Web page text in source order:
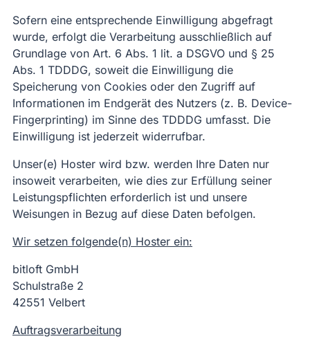
Sofern eine entsprechende Einwilligung abgefragt
wurde, erfolgt die Verarbeitung ausschließlich auf
Grundlage von Art. 6 Abs. 1 lit. a DSGVO und § 25
Abs. 1 TDDDG, soweit die Einwilligung die
Speicherung von Cookies oder den Zugriff auf
Informationen im Endgerät des Nutzers (z. B. Device-
Fingerprinting) im Sinne des TDDDG umfasst. Die
Einwilligung ist jederzeit widerrufbar.
Unser(e) Hoster wird bzw. werden Ihre Daten nur
insoweit verarbeiten, wie dies zur Erfüllung seiner
Leistungspflichten erforderlich ist und unsere
Weisungen in Bezug auf diese Daten befolgen.
Wir setzen folgende(n) Hoster ein:
bitloft GmbH
Schulstraße 2
42551 Velbert
Auftragsverarbeitung